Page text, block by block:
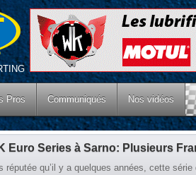
Pros Communiqués Nos vidéos
Euro Series à Sarno: Plusieurs
réputée qu’il y a quelques années, cette